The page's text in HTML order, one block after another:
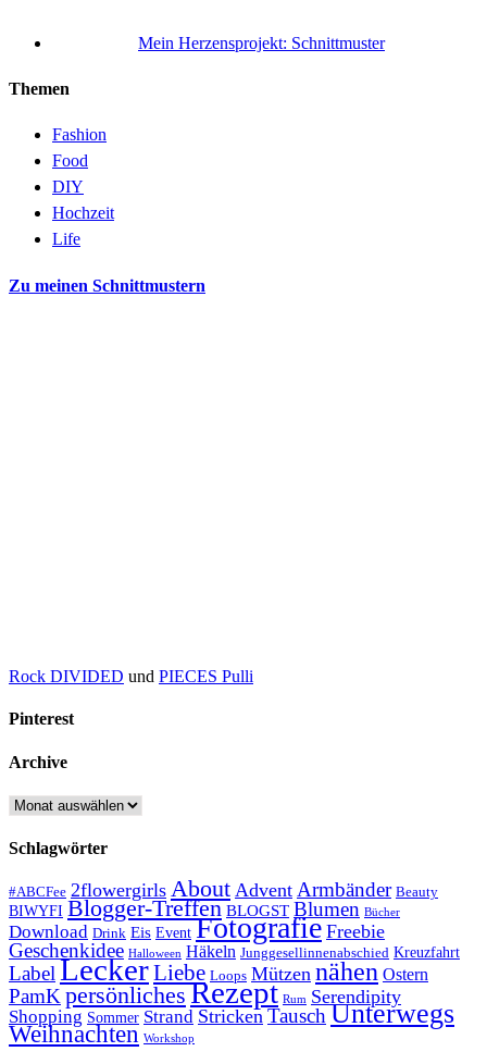
Mein Herzensprojekt: Schnittmuster
Themen
Fashion
Food
DIY
Hochzeit
Life
Zu meinen Schnittmustern
Rock DIVIDED und PIECES Pulli
Pinterest
Archive
Archive
Schlagwörter
#ABCFee 2flowergirls About Advent Armbänder Beauty
BIWYFI Blogger-Treffen BLOGST Blumen Bücher
Download Drink Eis Event Fotografie Freebie
Geschenkidee Halloween Häkeln Junggesellinnenabschied Kreuzfahrt
LabelLeckerLiebe Loops Mützen nähen Ostern
PamKpersönliches Rezept Rum Serendipity
Shopping Sommer Strand Stricken TauschUnterwegs
Weihnachten Workshop